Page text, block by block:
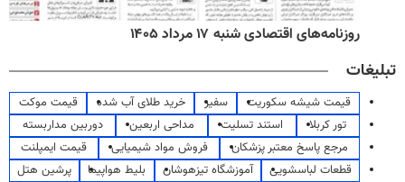
روزنامه‌های اقتصادی شنبه ۱۷ مرداد ۱۴۰۵
تبلیغات
قیمت شیشه سکوریت سفیر خرید طلای آب شده
قیمت موکت
تور کربلا
استند تسلیت مداحی اربعین
دوربین مداربسته
مرجع پاسخ معتبر پزشکان
فروش مواد شیمیایی
قیمت ایمپلنت
قطعات لباسشویی
آموزشگاه تیزهوشان بلیط هواپیما
پرشین هتل